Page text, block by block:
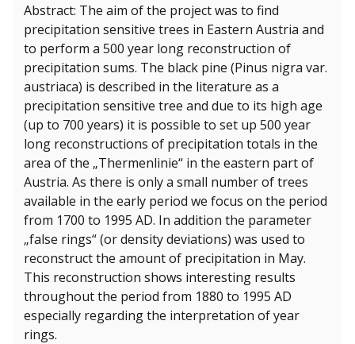
Abstract: The aim of the project was to find
precipitation sensitive trees in Eastern Austria and
to perform a 500 year long reconstruction of
precipitation sums. The black pine (Pinus nigra var.
austriaca) is described in the literature as a
precipitation sensitive tree and due to its high age
(up to 700 years) it is possible to set up 500 year
long reconstructions of precipitation totals in the
area of the „Thermenlinie“ in the eastern part of
Austria. As there is only a small number of trees
available in the early period we focus on the period
from 1700 to 1995 AD. In addition the parameter
„false rings“ (or density deviations) was used to
reconstruct the amount of precipitation in May.
This reconstruction shows interesting results
throughout the period from 1880 to 1995 AD
especially regarding the interpretation of year
rings.